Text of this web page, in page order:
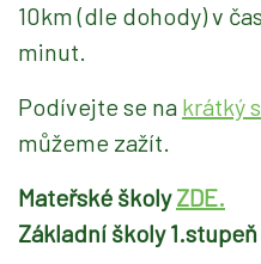
10km (dle dohody) v
minut.
Podívejte se na krátký
můžeme zažít.
Mateřské školyZDE.
Základní školy 1.stupeň